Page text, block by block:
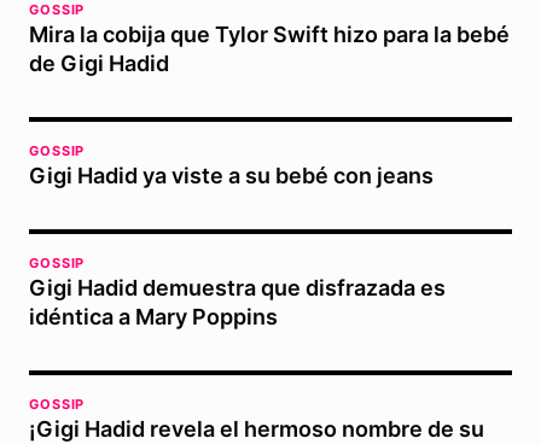
GOSSIP
Mira la cobija que Tylor Swift hizo para la bebé
de Gigi Hadid
GOSSIP
Gigi Hadid ya viste a su bebé con jeans
GOSSIP
Gigi Hadid demuestra que disfrazada es
idéntica a Mary Poppins
GOSSIP
¡Gigi Hadid revela el hermoso nombre de su